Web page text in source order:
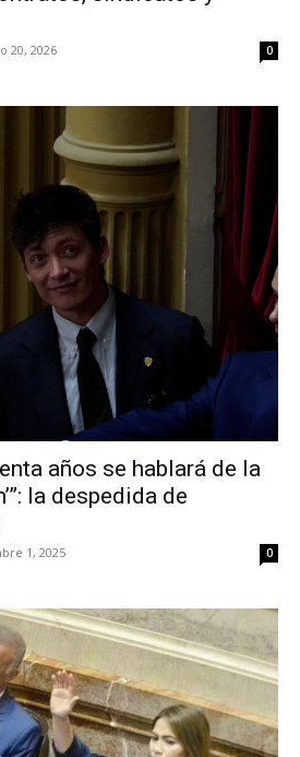
20, 2026 0
años se hablará de la
la despedida de
1, 2025 0